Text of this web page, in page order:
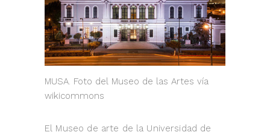
MUSA. Foto del Museo de las Artes vía
wikicommons
El Museo de arte de la Universidad de